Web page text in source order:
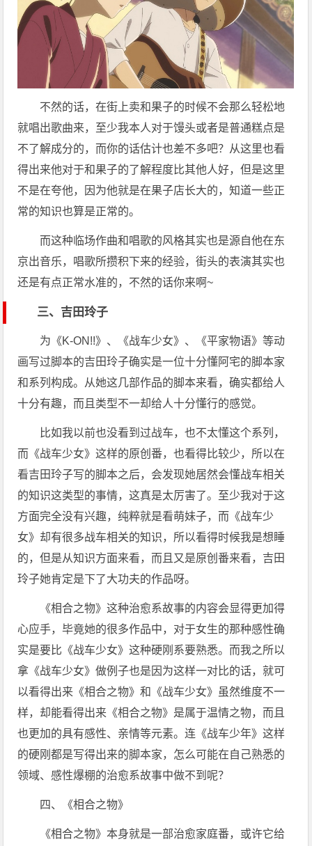
不然的话，在街上卖和果子的时候不会那么轻松地
就唱出歌曲来，至少我本人对于馒头或者是普通糕点是
不了解成分的，而你的话估计也差不多吧？从这里也看
得出来他对于和果子的了解程度比其他人好，但是这里
不是在夸他，因为他就是在果子店长大的，知道一些正
常的知识也算是正常的。
而这种临场作曲和唱歌的风格其实也是源自他在东
京​出​音乐，唱歌所攒积下来的经验，街头的表演其实也
还是有点正常水准的，不然的话你来啊~
三、吉田玲子
为《K-ON!!》、《战车少女》、《平家物语》等动
画写过脚本的吉田玲子确实是一位十分懂阿宅的脚本家
和系列构成。从她这几部作品的脚本来看，确实都给人
十分有趣，而且类型不一却给人十分懂行的感觉。
比如我以前也没看到过战车，也不太懂这个系列，
而《战车少女》这样的原创番，也​看得​比较少，所以在
看吉田玲子写的脚本之后，会发现她居然会懂战车相关
的知识这类型的事情，这真是太厉害了。至少我对于这
方面完全没有兴趣，纯粹就是看萌妹子，而《战车少
女》却有很多战车相关的知识，所以看得时候我是想睡
的，但是从知识方面来看，而且又是原创番来看，吉田
玲子她肯定是下了大功夫的作品呀。
《相合之物》这种治愈系故事的内容会显得更加​得
心应手，毕竟她的很多作品中，对于女生的那种感性确
实是要比《战车少女》这种硬刚系要熟悉。而我之所以
拿《战车少女》做例子也是因为这样一对比的话，就可
以看得出来《相合之物》和《战车少女》虽然维度不一
样，却能看得出来《相合之物》是属于温情之物，而且
也更加​的​具有感性、亲情等元素。连《战车少年》这样
的硬刚都是写得出来的脚本家，怎么可能在自己熟悉的
领域、感性爆棚的治愈系故事中做不到呢？
四、《相合之物》
《相合之物》本身就是一部治愈家庭番，或许它给